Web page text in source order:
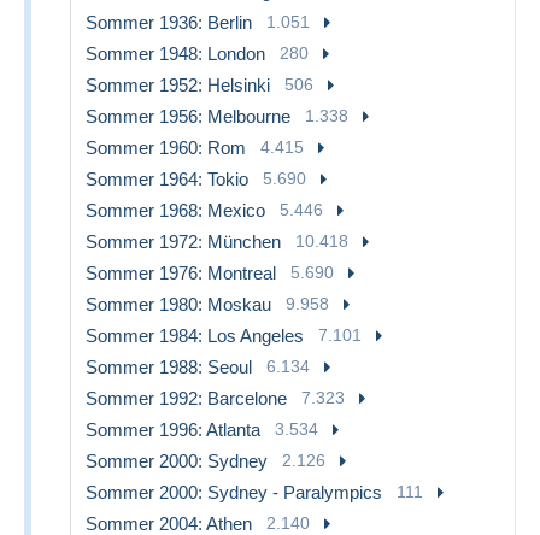
Sommer 1936: Berlin 1.051
Sommer 1948: London 280
Sommer 1952: Helsinki 506
Sommer 1956: Melbourne 1.338
Sommer 1960: Rom 4.415
Sommer 1964: Tokio 5.690
Sommer 1968: Mexico 5.446
Sommer 1972: München 10.418
Sommer 1976: Montreal 5.690
Sommer 1980: Moskau 9.958
Sommer 1984: Los Angeles 7.101
Sommer 1988: Seoul 6.134
Sommer 1992: Barcelone 7.323
Sommer 1996: Atlanta 3.534
Sommer 2000: Sydney 2.126
Sommer 2000: Sydney - Paralympics 111
Sommer 2004: Athen 2.140